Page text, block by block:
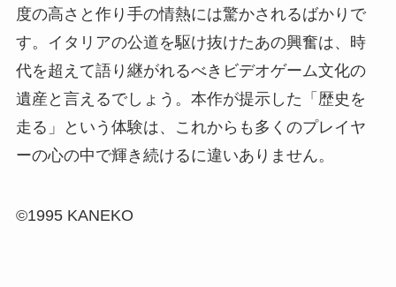
度の高さと作り手の情熱には驚かされるばかりで
す。イタリアの公道を駆け抜けたあの興奮は、時
代を超えて語り継がれるべきビデオゲーム文化の
遺産と言えるでしょう。本作が提示した「歴史を
走る」という体験は、これからも多くのプレイヤ
ーの心の中で輝き続けるに違いありません。
©1995 KANEKO